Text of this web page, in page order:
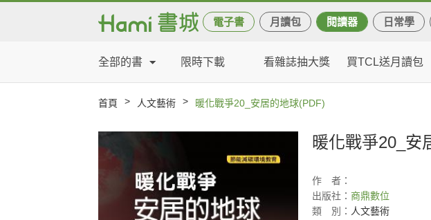
電子書 月讀包 閱讀器 日常學
全部的書 限時下載 看雜誌抽大獎 買TCL送月讀包
首頁 > 人文藝術 > 暖化戰爭20_安居的地球(PDF)
暖化戰爭20_安
作
者：
出版社： 商鼎數位
類
別： 人文藝術